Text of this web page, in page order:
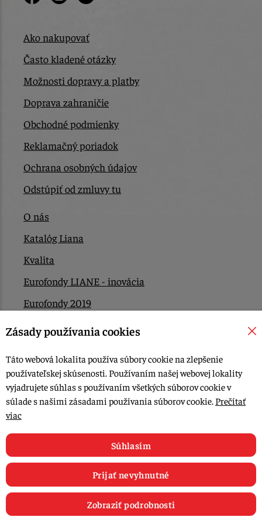
Ako nakupovať
Často kladené otázky
Možnosti dopravy a platby
Doprava zahraničie
Obchodné podmienky
Reklamačný poriadok
Ochrana osobných údajov
Odstúpiť od zmluvy tu
O nás
Katalóg Liana
Kvalita
Eurofondy LIANE - inovácia
Eurofondy 2019
Eurofondy 2022/2023
Kontakt
© 2015-2026, LIANA GOLIAŠ s.r.o. všetky práva vyhradené.
Upraviť nastavenia Cookies
Zásady používania cookies
Táto webová lokalita používa súbory cookie na zlepšenie
používateľskej skúsenosti. Používaním našej webovej lokality
vyjadrujete súhlas s používaním všetkých súborov cookie v
súlade s našimi zásadami používania súborov cookie. Prečítať
viac
Súhlasím
Prijať nevyhnutné
Zobraziť podrobnosti